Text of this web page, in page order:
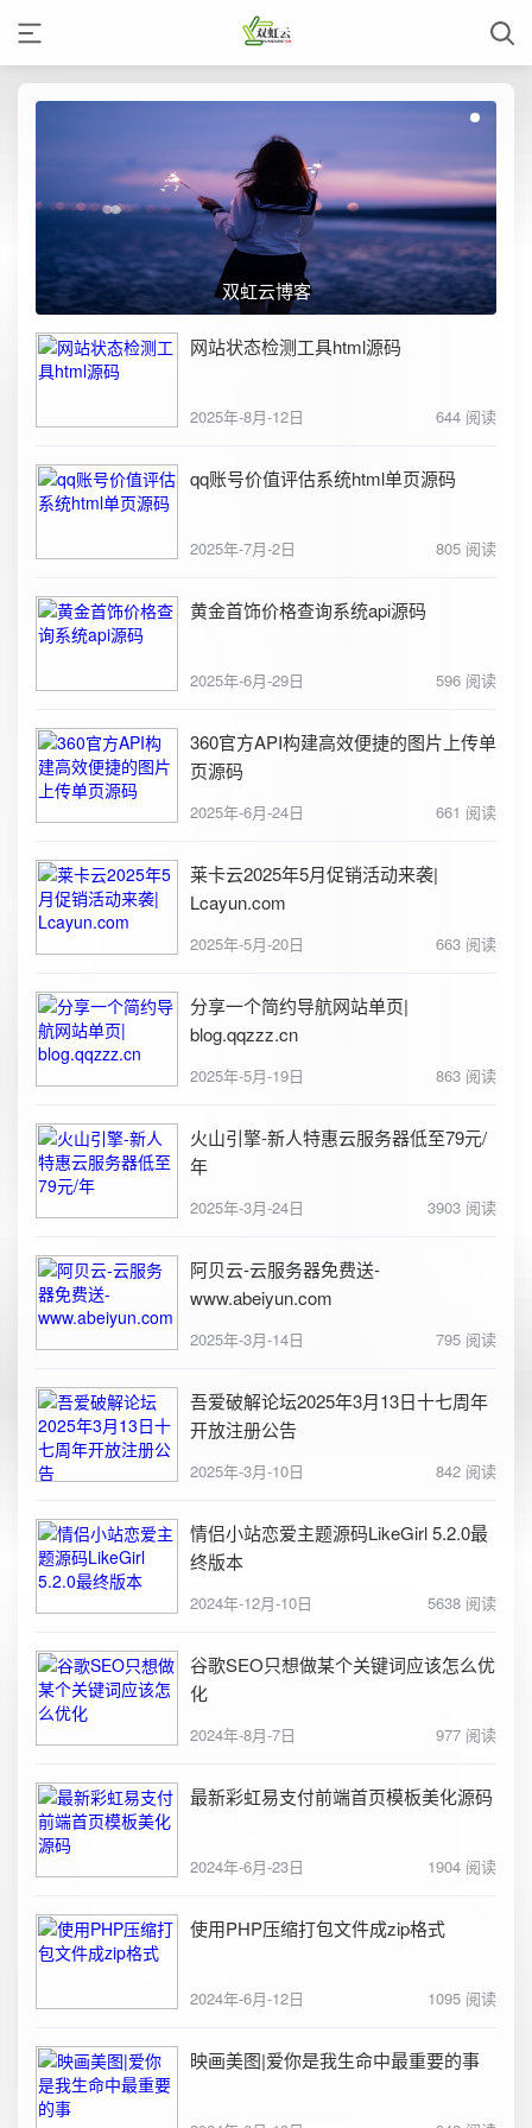
双虹云博客
网站状态检测工具html源码
2025年-8月-12日 644 阅读
qq账号价值评估系统html单页源码
2025年-7月-2日 805 阅读
黄金首饰价格查询系统api源码
2025年-6月-29日 596 阅读
360官方API构建高效便捷的图片上传单
页源码
2025年-6月-24日 661 阅读
莱卡云2025年5月促销活动来袭|
Lcayun.com
2025年-5月-20日 663 阅读
分享一个简约导航网站单页|
blog.qqzzz.cn
2025年-5月-19日 863 阅读
火山引擎-新人特惠云服务器低至79元/
年
2025年-3月-24日 3903 阅读
阿贝云-云服务器免费送-
www.abeiyun.com
2025年-3月-14日 795 阅读
吾爱破解论坛2025年3月13日十七周年
开放注册公告
2025年-3月-10日 842 阅读
情侣小站恋爱主题源码LikeGirl 5.2.0最
终版本
2024年-12月-10日 5638 阅读
谷歌SEO只想做某个关键词应该怎么优
化
2024年-8月-7日 977 阅读
最新彩虹易支付前端首页模板美化源码
2024年-6月-23日 1904 阅读
使用PHP压缩打包文件成zip格式
2024年-6月-12日 1095 阅读
映画美图|爱你是我生命中最重要的事